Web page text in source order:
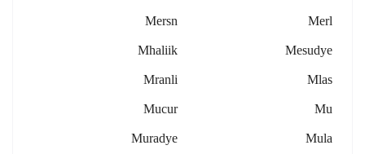
Merl
Mersn
Mesudye
Mhaliik
Mlas
Mranli
Mu
Mucur
Mula
Muradye